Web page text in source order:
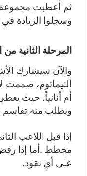
ثم أعطيت
وسجلوا الزيادة
المرحلة الثانية من
والآن سيشارك
ألتيماتوم، صممت
أم أنانياً. حيث
ويطلب منه تقاسم
إذا قبل اللاعب
مخطط .أما إذا
على أي نقود.